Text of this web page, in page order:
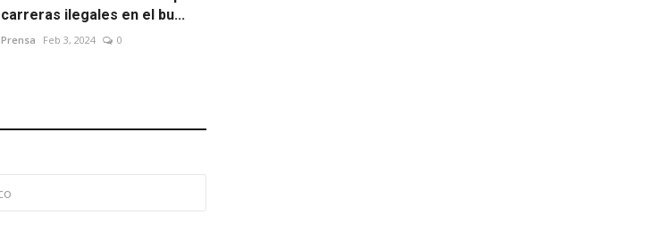
carreras ilegales en el bu...
Prensa Feb 3, 2024 0